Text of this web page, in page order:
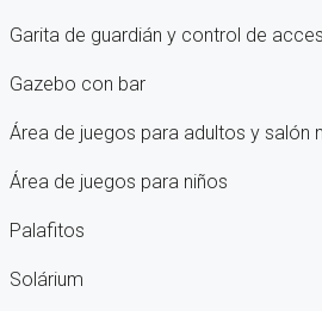
Garita de guardián y control de
Gazebo con bar
Área de juegos para adultos y salón
Área de juegos para niños
Palafitos
Solárium